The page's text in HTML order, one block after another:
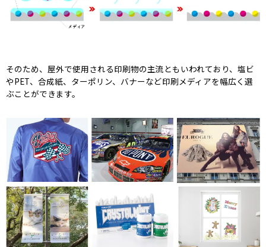
そのため、屋外で使用される印刷物の主流ともいわれており、塩ビ
やPET、合成紙、ターポリン、バナーなど印刷メディアを幅広く選
ぶことができます。